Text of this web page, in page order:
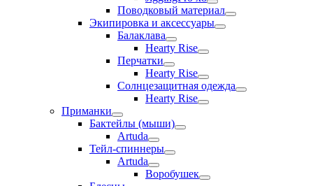
Поводковый материал
Экипировка и аксессуары
Балаклава
Hearty Rise
Перчатки
Hearty Rise
Солнцезащитная одежда
Hearty Rise
Приманки
Бактейлы (мыши)
Artuda
Тейл-спиннеры
Artuda
Воробушек